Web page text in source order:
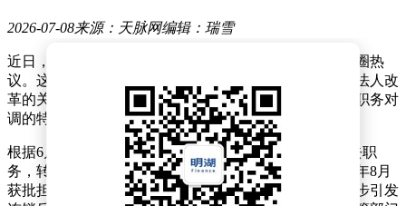
2026-07-08来源：天脉网编辑：瑞雪
近日，四川绵阳农商银行一系列高层人事变动引发金融圈热
议。这家成立仅五年的城区农商银行，在推进市级统一法人改
革的关键节点，罕见地出现董事长回归、行长与副行长职务对
调的特殊人事安排。
根据6月23日披露的公告，原行长潘德风因工作调整辞去职
务，转任副行长。这位1986年出生的年轻高管，自2024年8月
获批担任行长以来，在任时间不足两年。其职务变动同步引发